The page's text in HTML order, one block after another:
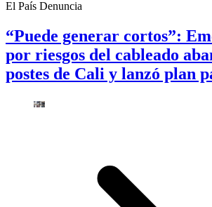
El País Denuncia
“Puede generar cortos”:
por riesgos del cableado
postes de Cali y lanzó plan